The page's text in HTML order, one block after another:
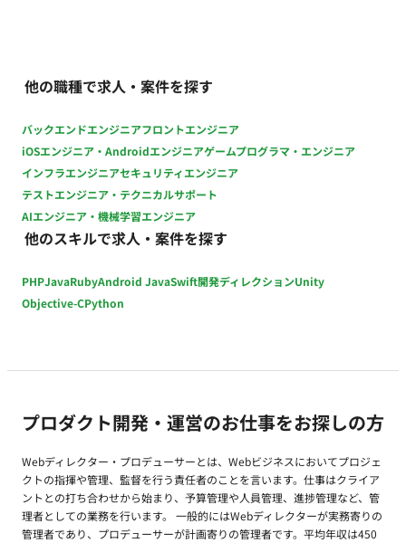
他の職種で求人・案件を探す
バックエンドエンジニアフロントエンジニア
iOSエンジニア・Androidエンジニアゲームプログラマ・エンジニア
インフラエンジニアセキュリティエンジニア
テストエンジニア・テクニカルサポート
AIエンジニア・機械学習エンジニア
他のスキルで求人・案件を探す
PHPJavaRubyAndroid JavaSwift開発ディレクションUnity
Objective-CPython
プロダクト開発・運営のお仕事をお探しの方
Webディレクター・プロデューサーとは、Webビジネスにおいてプロジェ
クトの指揮や管理、監督を行う責任者のことを言います。仕事はクライア
ントとの打ち合わせから始まり、予算管理や人員管理、進捗管理など、管
理者としての業務を行います。 一般的にはWebディレクターが実務寄りの
管理者であり、プロデューサーが計画寄りの管理者です。平均年収は450